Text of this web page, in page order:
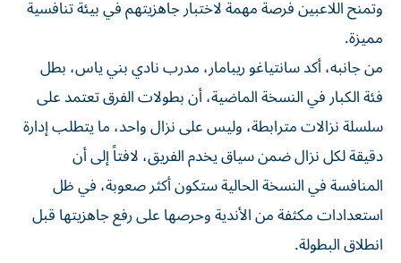
وتمنح اللاعبين فرصة مهمة لاختبار جاهزيتهم في بيئة تنافسية
مميزة.
من جانبه، أكد سانتياغو ريبامار، مدرب نادي بني ياس، بطل
فئة الكبار في النسخة الماضية، أن بطولات الفرق تعتمد على
سلسلة نزالات مترابطة، وليس على نزال واحد، ما يتطلب إدارة
دقيقة لكل نزال ضمن سياق يخدم الفريق، لافتاً إلى أن
المنافسة في النسخة الحالية ستكون أكثر صعوبة، في ظل
استعدادات مكثفة من الأندية وحرصها على رفع جاهزيتها قبل
انطلاق البطولة.